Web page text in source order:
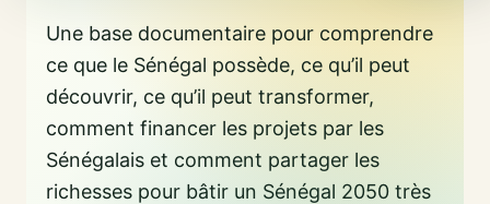
Une base documentaire pour comprendre
ce que le Sénégal possède, ce qu’il peut
découvrir, ce qu’il peut transformer,
comment financer les projets par les
Sénégalais et comment partager les
richesses pour bâtir un Sénégal 2050 très